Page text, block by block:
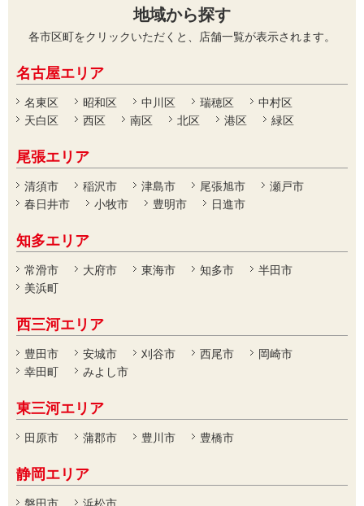
地域から探す
各市区町をクリックいただくと、店舗一覧が表示されます。
名古屋エリア
名東区 昭和区 中川区 瑞穂区
中村区
天白区
西区 南区 北区 港区 緑区
尾張エリア
清須市 稲沢市 津島市 尾張旭市
瀬戸市
春日井市
小牧市 豊明市 日進市
知多エリア
常滑市 大府市 東海市 知多市
半田市
美浜町
西三河エリア
豊田市 安城市 刈谷市 西尾市
岡崎市
幸田町
みよし市
東三河エリア
田原市 蒲郡市 豊川市 豊橋市
静岡エリア
磐田市 浜松市